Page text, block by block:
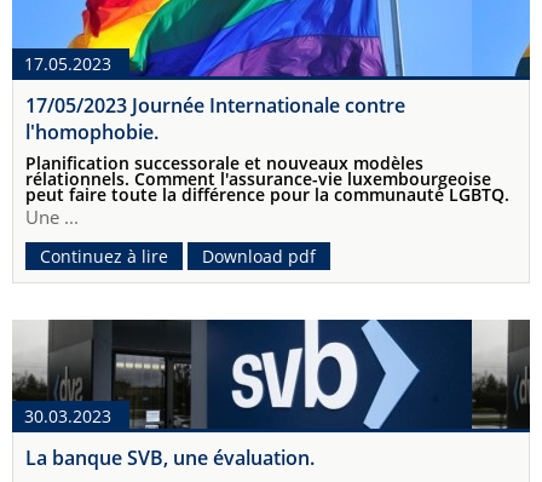
17.05.2023
17/05/2023 Journée Internationale contre
l'homophobie.
Planification successorale et nouveaux modèles
rélationnels. Comment l'assurance-vie luxembourgeoise
peut faire toute la différence pour la communauté LGBTQ.
Une ...
Continuez à lire Download pdf
30.03.2023
La banque SVB, une évaluation.